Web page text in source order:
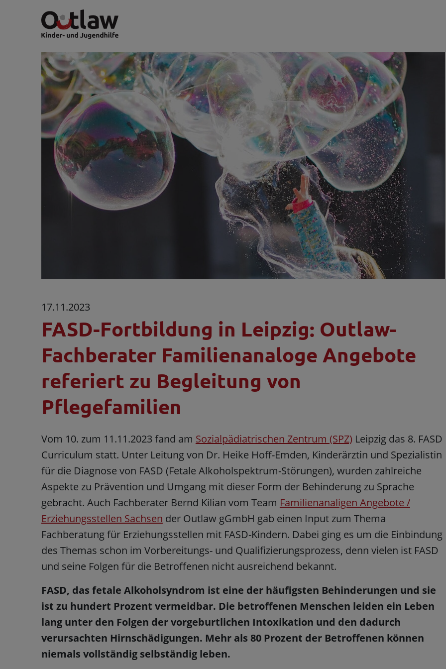
17.11.2023
FASD-Fortbildung in Leipzig: Outlaw-
Fachberater Familienanaloge Angebote
referiert zu Begleitung von
Pflegefamilien
Vom 10. zum 11.11.2023 fand am Sozialpädiatrischen Zentrum (SPZ) Leipzig das 8. FASD
Curriculum statt. Unter Leitung von Dr. Heike Hoff-Emden, Kinderärztin und Spezialistin
für die Diagnose von FASD (Fetale Alkoholspektrum-Störungen), wurden zahlreiche
Aspekte zu Prävention und Umgang mit dieser Form der Behinderung zu Sprache
gebracht. Auch Fachberater Bernd Kilian vom Team Familienanaligen Angebote /
Erziehungsstellen Sachsen der Outlaw gGmbH gab einen Input zum Thema
Fachberatung für Erziehungsstellen mit FASD-Kindern. Dabei ging es um die Einbindung
des Themas schon im Vorbereitungs- und Qualifizierungsprozess, denn vielen ist FASD
und seine Folgen für die Betroffenen nicht ausreichend bekannt.
FASD, das fetale Alkoholsyndrom ist eine der häufigsten Behinderungen und sie
ist zu hundert Prozent vermeidbar. Die betroffenen Menschen leiden ein Leben
lang unter den Folgen der vorgeburtlichen Intoxikation und den dadurch
verursachten Hirnschädigungen. Mehr als 80 Prozent der Betroffenen können
niemals vollständig selbständig leben.